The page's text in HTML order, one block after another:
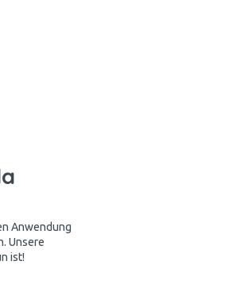
Anwendung
Unsere
ist!